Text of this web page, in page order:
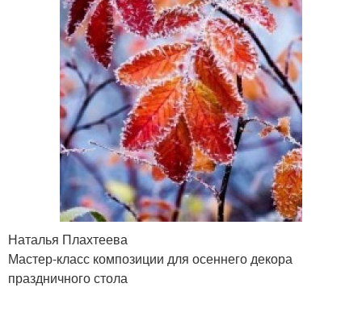
Наталья Плахтеева
Мастер-класс композиции для осеннего декора
праздничного стола